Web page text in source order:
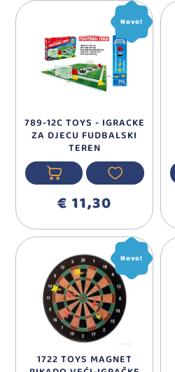
Novo!
789-12C TOYS - IGRACKE
ZA DJECU FUDBALSKI
TEREN
€ 11,30
Novo!
1722 TOYS MAGNET